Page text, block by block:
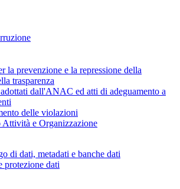
la prevenzione e la repressione della
trasparenza
dall'ANAC ed atti di adeguamento a
delle violazioni
Attività e Organizzazione
di dati, metadati e banche dati
protezione dati